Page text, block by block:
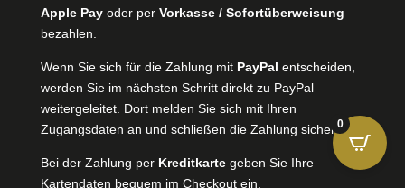
Apple Pay oder per Vorkasse / Sofortüberweisung
bezahlen.
Wenn Sie sich für die Zahlung mit PayPal entscheiden,
werden Sie im nächsten Schritt direkt zu PayPal
weitergeleitet. Dort melden Sie sich mit Ihren
Zugangsdaten an und schließen die Zahlung sicher ab.
Bei der Zahlung per Kreditkartegeben Sie Ihre
Kartendaten bequem im Checkout ein.
0